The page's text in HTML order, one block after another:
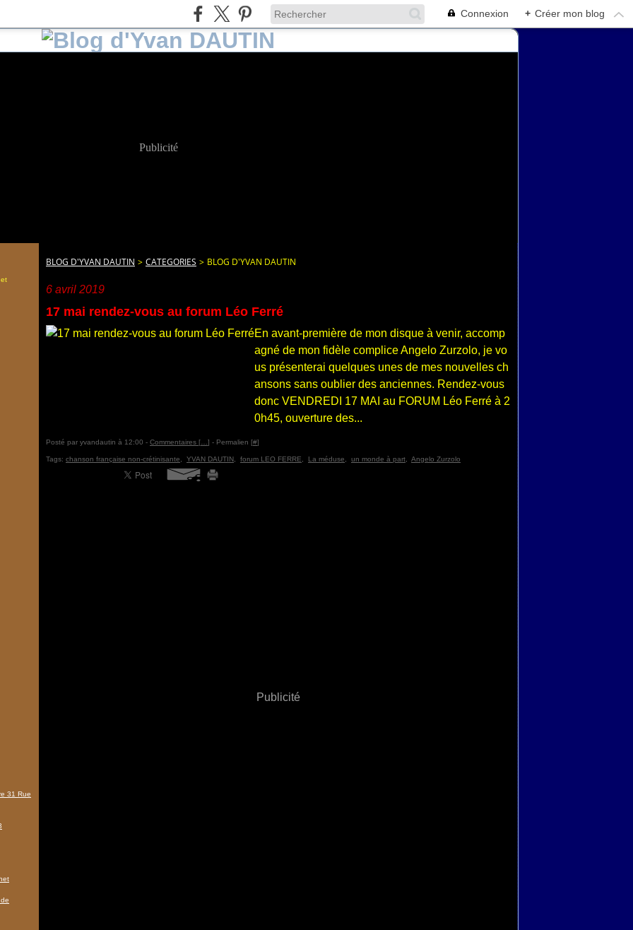
Connexion + Créer mon blog
Publicité
et
31 Rue
BLOG D'YVAN DAUTIN > CATEGORIES > BLOG D'YVAN DAUTIN
6 avril 2019
17 mai rendez-vous au forum Léo Ferré
En avant-première de mon disque à venir, accomp
agné de mon fidèle complice Angelo Zurzolo, je vo
us présenterai quelques unes de mes nouvelles ch
ansons sans oublier des anciennes. Rendez-vous
donc VENDREDI 17 MAI au FORUM Léo Ferré à 2
0h45, ouverture des...
Posté par yvandautin à 12:00 - Commentaires [ ] - Permalien [#]
Tags: chanson française non-crétinisante YVAN DAUTIN forum LEO FERRE La méduse un monde à part Angelo Zurzolo
Publicité